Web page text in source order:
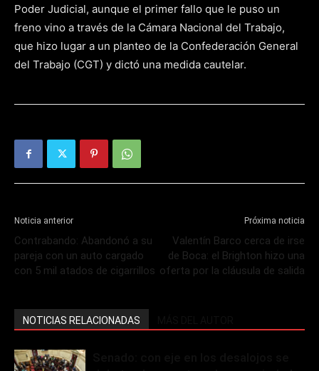
Poder Judicial, aunque el primer fallo que le puso un
freno vino a través de la Cámara Nacional del Trabajo,
que hizo lugar a un planteo de la Confederación General
del Trabajo (CGT) y dictó una medida cautelar.
Noticia anterior
Contrabando: Abandonó a su
pareja con un auto cargado
con 5 mil atados de cigarrillos
Próxima noticia
Valentín Barco cerca de irse
de Boca: el Brighton hizo una
oferta por la cláusula de salida
NOTICIAS RELACIONADAS